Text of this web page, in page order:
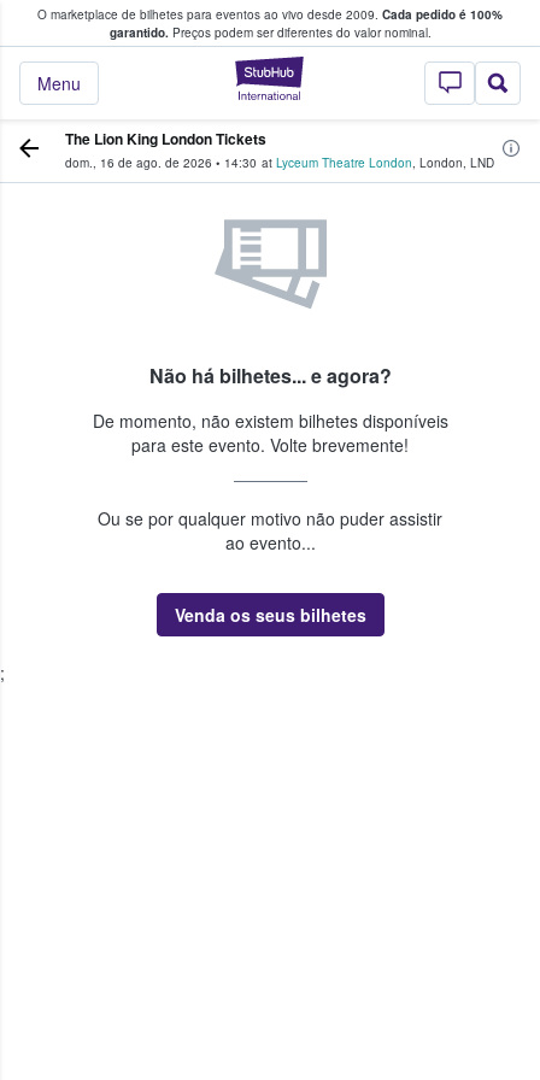
O marketplace de bilhetes para eventos ao vivo desde 2009. Cada pedido é 100%
garantido.Preços podem ser diferentes do valor nominal.
StubHub – onde
Menu
fãs compram e vendem bilhetes
The Lion King London Tickets
dom., 16 de ago. de 2026 • 14:30 at Lyceum Theatre London, London, LND
Não há bilhetes... e agora?
De momento, não existem bilhetes disponíveis
para este evento. Volte brevemente!
Ou se por qualquer motivo não puder assistir
ao evento...
Venda os seus bilhetes
;